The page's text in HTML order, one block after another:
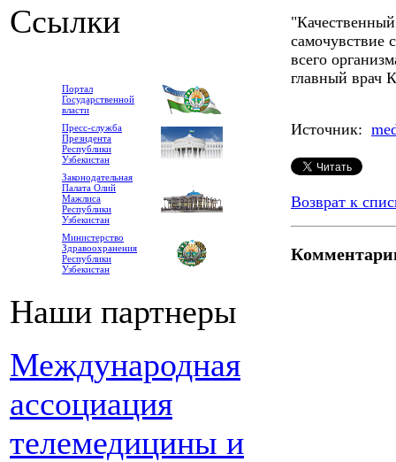
Ссылки
Портал
Государственной
власти
Пресс-служба
Президента
Республики
Узбекистан
Законодательная
Палата Олий
Мажлиса
Республики
Узбекистан
Министерство
Здравоохранения
Республики
Узбекистан
Наши партнеры
Международная
ассоциация
телемедицины и
самочувствие
всего
главный врач
Источник:
Возврат к